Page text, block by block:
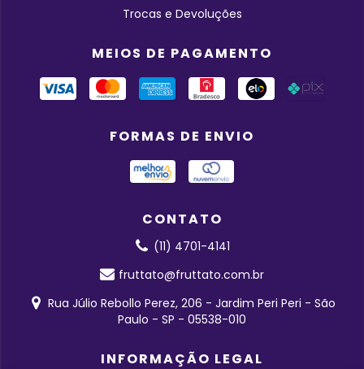
Trocas e Devoluções
MEIOS DE PAGAMENTO
FORMAS DE ENVIO
CONTATO
(11) 4701-4141
fruttato@fruttato.com.br
Rua Júlio Rebollo Perez, 206 - Jardim Peri Peri - São
Paulo - SP - 05538-010
INFORMAÇÃO LEGAL